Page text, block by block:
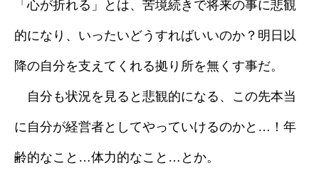
ブログ
「心が折れる」とは、苦境続きで将来の事に悲観
的になり、いったいどうすればいいのか？明日以
降の自分を支えてくれる拠り所を無くす事だ。
自分も状況を見ると悲観的になる、この先本当
に自分が経営者としてやっていけるのかと…！年
齢的なこと…体力的なこと…とか。